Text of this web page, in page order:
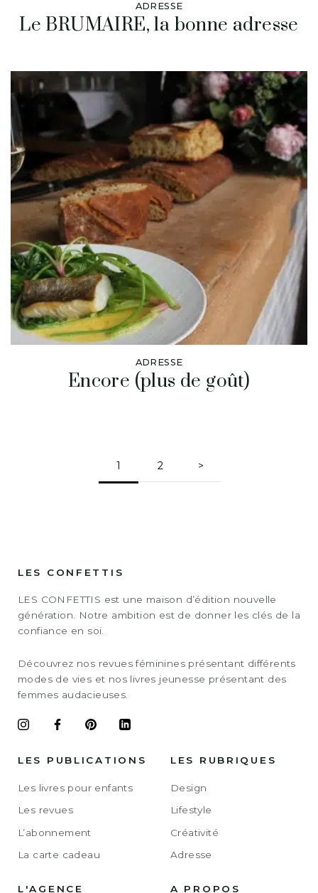
ADRESSE
Le BRUMAIRE, la bonne adresse
ADRESSE
Encore (plus de goût)
1 2 >
LES CONFETTIS
LES CONFETTIS est une maison d’édition nouvelle
génération. Notre ambition est de donner les clés de la
confiance en soi.
Découvrez nos revues féminines présentant différents
modes de vies et nos livres jeunesse présentant des
femmes audacieuses.
LES PUBLICATIONS
Les livres pour enfants
Les revues
L’abonnement
La carte cadeau
LES RUBRIQUES
Design
Lifestyle
Créativité
Adresse
L'AGENCE A PROPOS